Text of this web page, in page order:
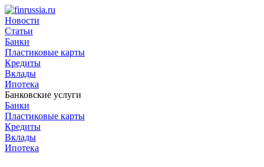
Новости
Статьи
Банки
Пластиковые карты
Кредиты
Вклады
Ипотека
Банковские услуги
Банки
Пластиковые карты
Кредиты
Вклады
Ипотека